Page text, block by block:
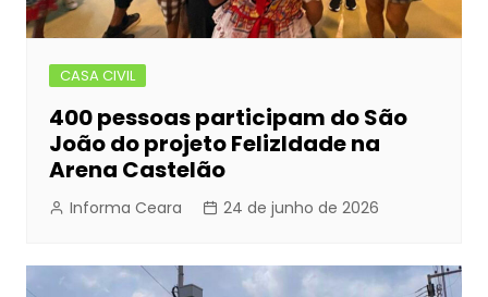
CASA CIVIL
400 pessoas participam do São
João do projeto FelizIdade na
Arena Castelão
Informa Ceara 24 de junho de 2026